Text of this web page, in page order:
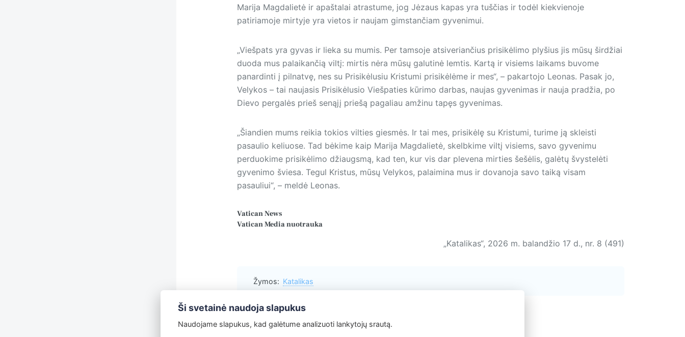
Marija Magdalietė ir apaštalai atrastume, jog Jėzaus kapas yra tuščias ir todėl kiekvienoje
patiriamoje mirtyje yra vietos ir naujam gimstančiam gyvenimui.
„Viešpats yra gyvas ir lieka su mumis. Per tamsoje atsiveriančius prisikėlimo plyšius jis mūsų širdžiai
duoda mus palaikančią viltį: mirtis nėra mūsų galutinė lemtis. Kartą ir visiems laikams buvome
panardinti į pilnatvę, nes su Prisikėlusiu Kristumi prisikėlėme ir mes“, – pakartojo Leonas. Pasak jo,
Velykos – tai naujasis Prisikėlusio Viešpaties kūrimo darbas, naujas gyvenimas ir nauja pradžia, po
Dievo pergalės prieš senąjį priešą pagaliau amžinu tapęs gyvenimas.
„Šiandien mums reikia tokios vilties giesmės. Ir tai mes, prisikėlę su Kristumi, turime ją skleisti
pasaulio keliuose. Tad bėkime kaip Marija Magdalietė, skelbkime viltį visiems, savo gyvenimu
perduokime prisikėlimo džiaugsmą, kad ten, kur vis dar plevena mirties šešėlis, galėtų švystelėti
gyvenimo šviesa. Tegul Kristus, mūsų Velykos, palaimina mus ir dovanoja savo taiką visam
pasauliui“, – meldė Leonas.
Vatican News
Vatican Medianuotrauka
„Katalikas“, 2026 m. balandžio 17 d., nr. 8 (491)
Žymos: Katalikas
Ši svetainė naudoja slapukus
Naudojame slapukus, kad galėtume analizuoti lankytojų srautą.